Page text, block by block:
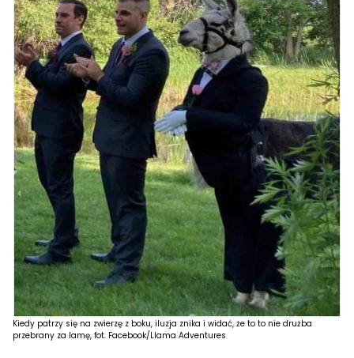
Kiedy patrzy się na zwierzę z boku, iluzja znika i widać, że to to nie drużba
przebrany za lamę, fot. Facebook/Llama Adventures